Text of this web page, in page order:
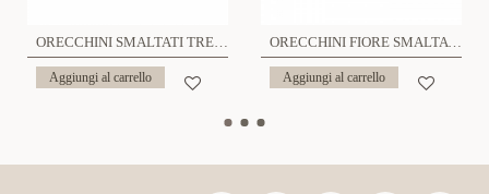
ORECCHINI SMALTATI TRE PETALI - SW24112A763
Aggiungi al carrello
ORECCHINI FIORE SMALTATO - SW2524B102
Aggiungi al carrello